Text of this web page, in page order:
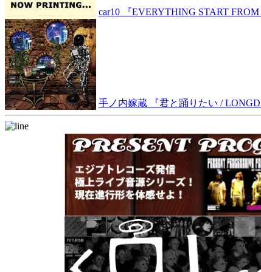
car10 『EVERYTHING START
手ノ内嫁蔵 『君と踊りたい /